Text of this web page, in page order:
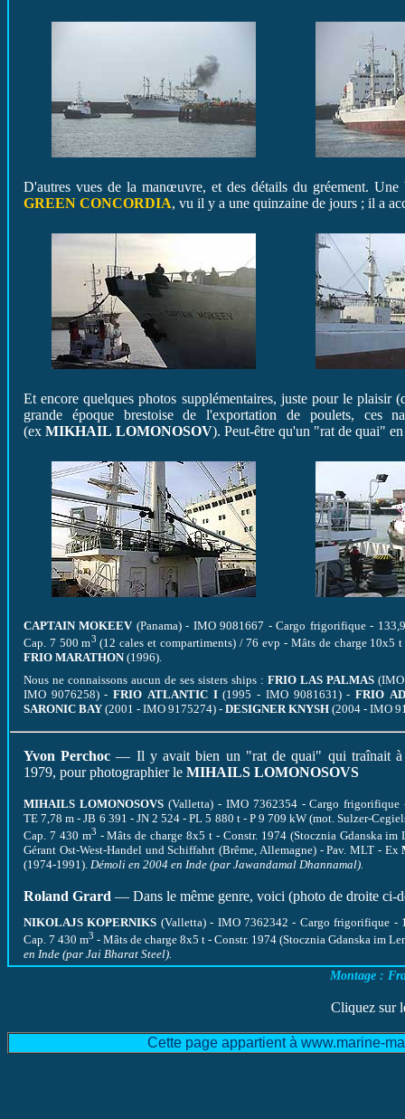
D'autres vues de la manœuvre, et des détails du gréement.
GREEN CONCORDIA, vu il y a une quinzaine de jours ; il a
Et encore quelques photos supplémentaires, juste pour le plaisir
grande époque brestoise de l'exportation de poulets,
(ex MIKHAIL LOMONOSOV). Peut-être qu'un "rat de quai"
CAPTAIN MOKEEV(Panama) - IMO 9081667 - Cargo frigorifique -
Cap. 7 500 m3 (12 cales et compartiments) / 76 evp - Mâts de charge 10x5
FRIO MARATHON(1996).
Nous ne connaissons aucun de ses sisters ships : FRIO LAS PALMAS
IMO 9076258) -FRIO ATLANTIC I(1995 - IMO 9081631) -FRIO
SARONIC BAY (2001 - IMO 9175274) - DESIGNER KNYSH (2004 - IMO
Yvon Perchoc — Il y avait bien un "rat de quai" qui traînait à
1979, pour photographier le MIHAILS LOMONOSOVS
MIHAILS LOMONOSOVS(Valletta) - IMO 7362354 - Cargo frigorifique
TE 7,78 m - JB 6 391 - JN 2 524 - PL 5 880 t - P 9 709 kW (mot. Sulzer-
Cap. 7 430 m3 - Mâts de charge 8x5 t - Constr. 1974 (Stocznia Gdanska im
Gérant Ost-West-Handel und Schiffahrt (Brême, Allemagne) - Pav. MLT - Ex
(1974-1991). Démoli en 2004 en Inde (par Jawandamal Dhannamal).
Roland Grard — Dans le même genre, voici (photo de droite ci-
NIKOLAJS KOPERNIKS (Valletta) - IMO 7362342 - Cargo frigorifique -
Cap. 7 430 m3 - Mâts de charge 8x5 t - Constr. 1974 (Stocznia Gdanska im
en Inde (par Jai Bharat Steel).
Montage :
Cliquez sur
Cette page appartient à www.marine-